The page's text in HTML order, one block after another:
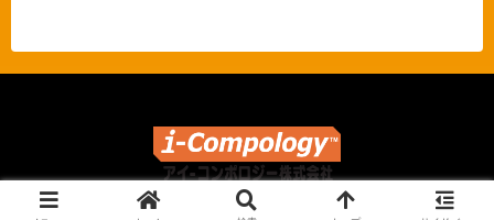
© 2020-2026 アイ-コンポロジー株式会社.